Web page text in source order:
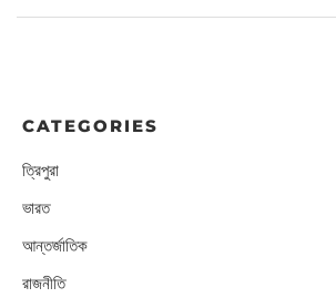
CATEGORIES
ত্রিপুরা
ভারত
আন্তর্জাতিক
রাজনীতি